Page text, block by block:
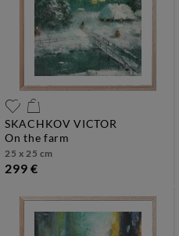
SKACHKOV VICTOR
on the farm
25 x 25 cm
299 €